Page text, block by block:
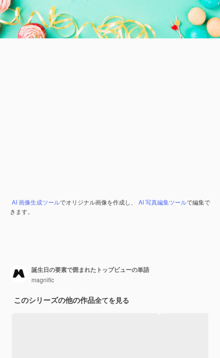
AI 画像生成ツールでオリジナル画像を作成し、 AI 写真編集ツールで編集で
きます。
誕生日の要素で囲まれたトップビューの単語
magnific
このシリーズの他の作品全てを見る